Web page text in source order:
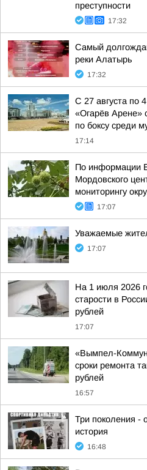
преступности
17:32
Самый
реки Алатырь
17:32
С 27 августа по
«Огарёв Арене»
по боксу среди
17:14
По информации
Мордовского
мониторингу
17:07
Уважаемые
17:07
На 1 июля 2026
старости в
рублей
17:07
«Вымпел-
сроки ремонта
рублей
16:57
Три поколения -
история
16:48